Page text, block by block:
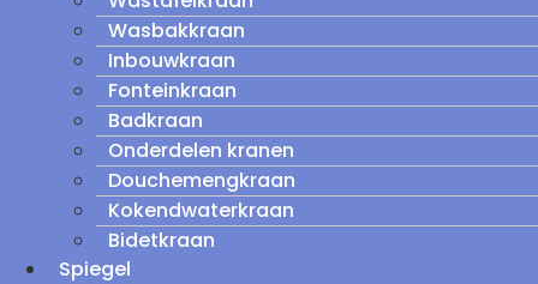
Wasbakkraan
Inbouwkraan
Fonteinkraan
Badkraan
Onderdelen kranen
Douchemengkraan
Kokendwaterkraan
Bidetkraan
Spiegel